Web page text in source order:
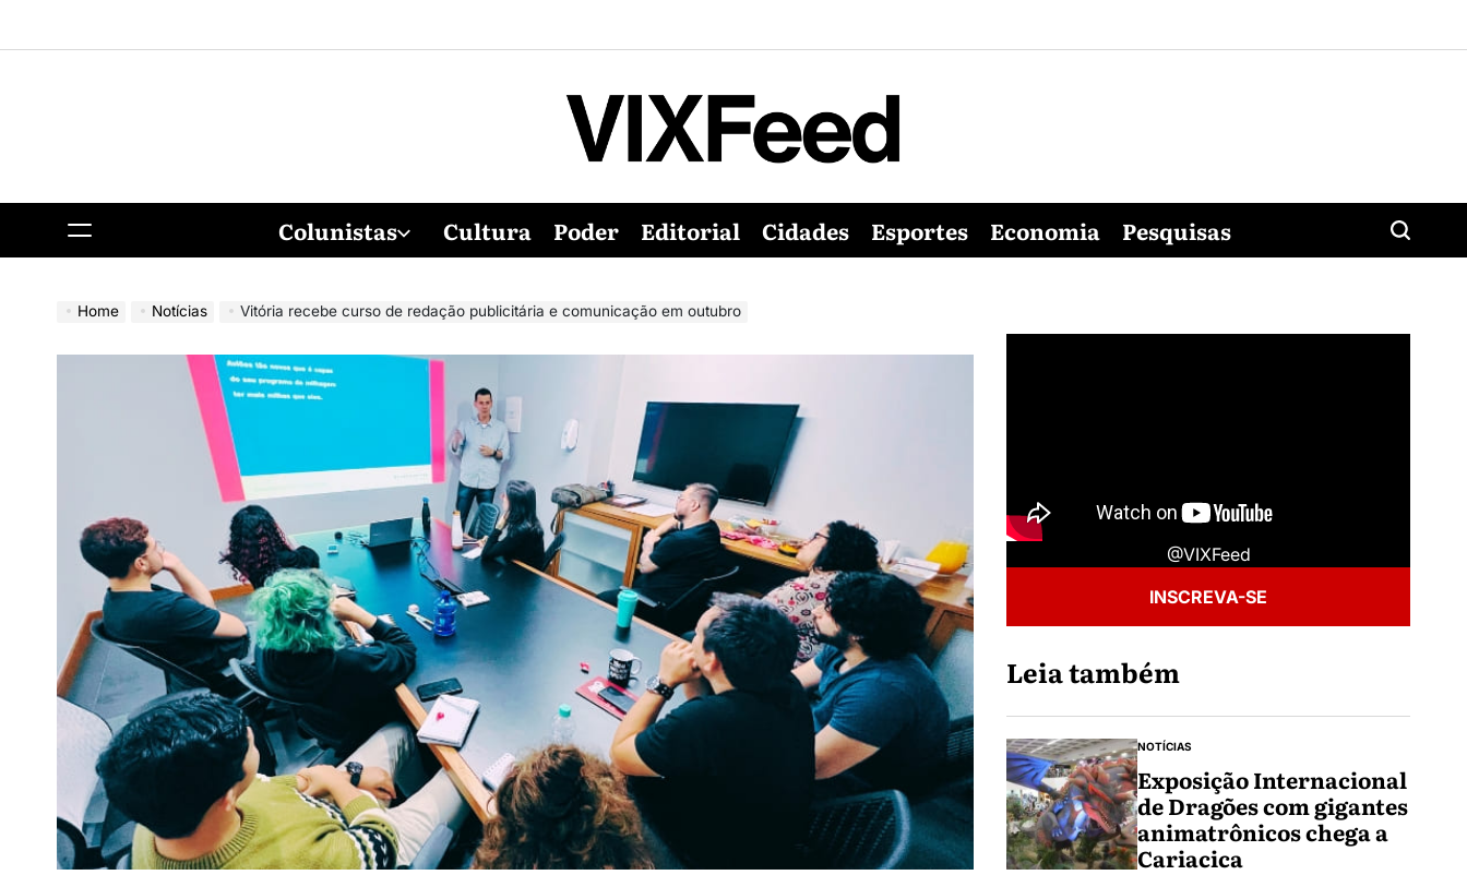
Colunistas Cultura Poder Editorial Cidades Esportes Economia Pesquisas
Home Notícias Vitória recebe curso de redação publicitária e comunicação em outubro
@VIXFeed
INSCREVA-SE
Leia também
NOTÍCIAS
Exposição Internacional
de Dragões com gigantes
animatrônicos chega a
Cariacica